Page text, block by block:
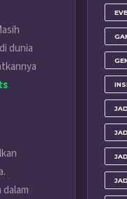
dunia